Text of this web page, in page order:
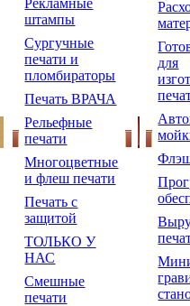
Рекламные
штампы
Сургучные
печати и
пломбираторы
Печать ВРАЧА
Рельефные
печати
Многоцветные
и флеш печати
Печать с
защитой
ТОЛЬКО У
НАС
Смешные
печати
для